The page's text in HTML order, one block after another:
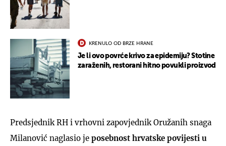
KRENULO OD BRZE HRANE
Je li ovo povrće krivo za epidemiju? Stotine
zaraženih, restorani hitno povukli proizvod
Predsjednik RH i vrhovni zapovjednik Oružanih snaga
Milanović naglasio je posebnost hrvatske povijesti u